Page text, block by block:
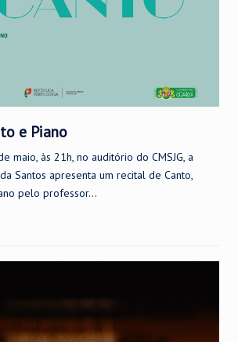
e Piano
maio, às 21h, no auditório do CMSJG, a
Santos apresenta um recital de Canto,
pelo professor...